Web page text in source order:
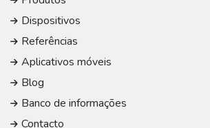
Dispositivos
Referências
Aplicativos móveis
Blog
Banco de informações
Contacto